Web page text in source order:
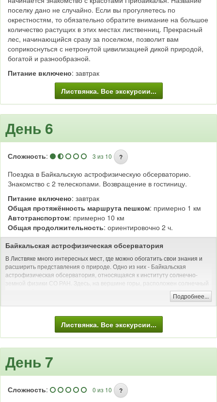
поселку дано не случайно. Если вы прогуляетесь по
окрестностям, то обязательно обратите внимание на большое
количество растущих в этих местах лиственниц. Прекрасный
лес, начинающийся сразу за поселком, позволит вам
соприкоснуться с нетронутой цивилизацией дикой природой,
богатой и разнообразной.
Питание включено: завтрак
Листвянка. Все экскурсии...
День 6
Сложность: 3 из 10 ?
Поездка в Байкальскую астрофизическую обсерваторию.
Знакомство с 2 телескопами. Возвращение в гостиницу.
Питание включено: завтрак
Общая протяжённость маршрута пешком: примерно 1 км
Автотранспортом: примерно 10 км
Общая продолжительность: ориентировочно 2 ч.
Байкальская астрофизическая обсерватория
В Листвяке много интересных мест, где можно обогатить свои знания и
расширить представления о природе. Одно из них - Байкальская
астрофизическая обсерватория, относящаяся к институту солнечно-
земной физики СО РАН. Здесь, на вершине горы, расположен солнечный
вакуумный телескоп, диаметр объектива которого один метр. Телескоп
является самым большим не только на побережье Байкала, но и во всей
России.
Автомобильная и/или пешая экскурсия (музеи)
Подробнее...
Листвянка. Все экскурсии...
День 7
Сложность: 0 из 10 ?